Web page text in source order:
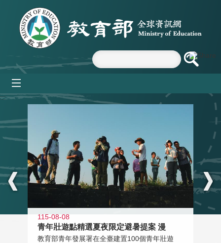
跳到主要內容區塊
:::
115-08-08
青年壯遊點精選夏夜限定避暑提案 漫
教育部青年發展署在全臺建置100個青年壯遊